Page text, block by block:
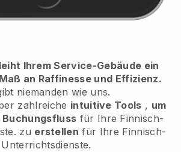
Ihrem Service-Gebäude ein
an Raffinesse und Effizienz.
niemanden wie uns.
zahlreiche intuitive Tools , um
für Ihre Finnisch-
zu erstellen für Ihre Finnisch-
Unterrichtsdienste.